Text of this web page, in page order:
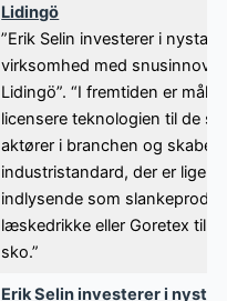
Lidingö
”Erik Selin investerer i
virksomhed med
Lidingö”. “I fremtiden er målet
licensere teknologien til de
aktører i branchen og skabe
industristandard, der er lige
indlysende som
læskedrikke eller Goretex til
sko.”
Erik Selin investerer i